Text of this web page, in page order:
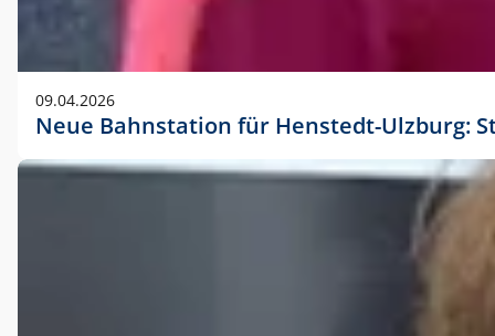
09.04.2026
Neue Bahnstation für Henstedt-Ulzburg: